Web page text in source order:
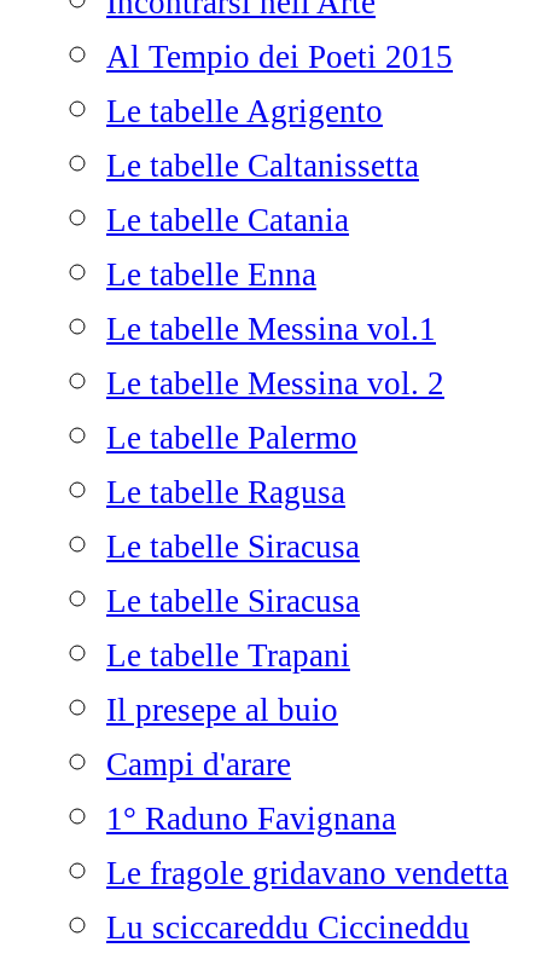
Al Tempio dei Poeti 2015
Le tabelle Agrigento
Le tabelle Caltanissetta
Le tabelle Catania
Le tabelle Enna
Le tabelle Messina vol.1
Le tabelle Messina vol. 2
Le tabelle Palermo
Le tabelle Ragusa
Le tabelle Siracusa
Le tabelle Siracusa
Le tabelle Trapani
Il presepe al buio
Campi d'arare
1° Raduno Favignana
Le fragole gridavano vendetta
Lu sciccareddu Ciccineddu